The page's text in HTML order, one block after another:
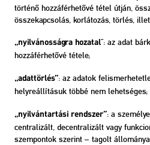
történő hozzáférhetővé tétel útján,
összekapcsolás, korlátozás, törlés,
„nyilvánosságra hozatal”: az adat
hozzáférhetővé tétele;
„adattörlés”: az adatok
helyreállításuk többé nem lehetséges;
„nyilvántartási rendszer”: a
centralizált, decentralizált vagy
szempontok szerint – tagolt